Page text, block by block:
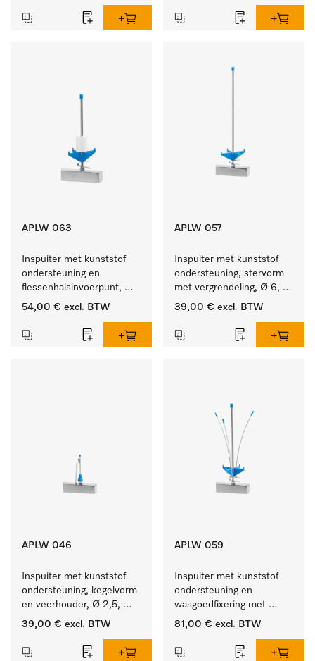
APLW 063
Inspuiter met kunststof
ondersteuning en
flessenhalsinvoerpunt,
ster, Ø 6, lengte 175 mm.
54,00 € excl. BTW
APLW 057
Inspuiter met kunststof
ondersteuning, stervorm
met vergrendeling, Ø 6,
lengte 275 mm.
39,00 € excl. BTW
APLW 046
Inspuiter met kunststof
ondersteuning, kegelvorm
en veerhouder, Ø 2,5,
lengte 80 mm.
39,00 € excl. BTW
APLW 059
Inspuiter met kunststof
ondersteuning en
wasgoedfixering met
vergr., Ø 6, lengte
81,00 € excl. BTW